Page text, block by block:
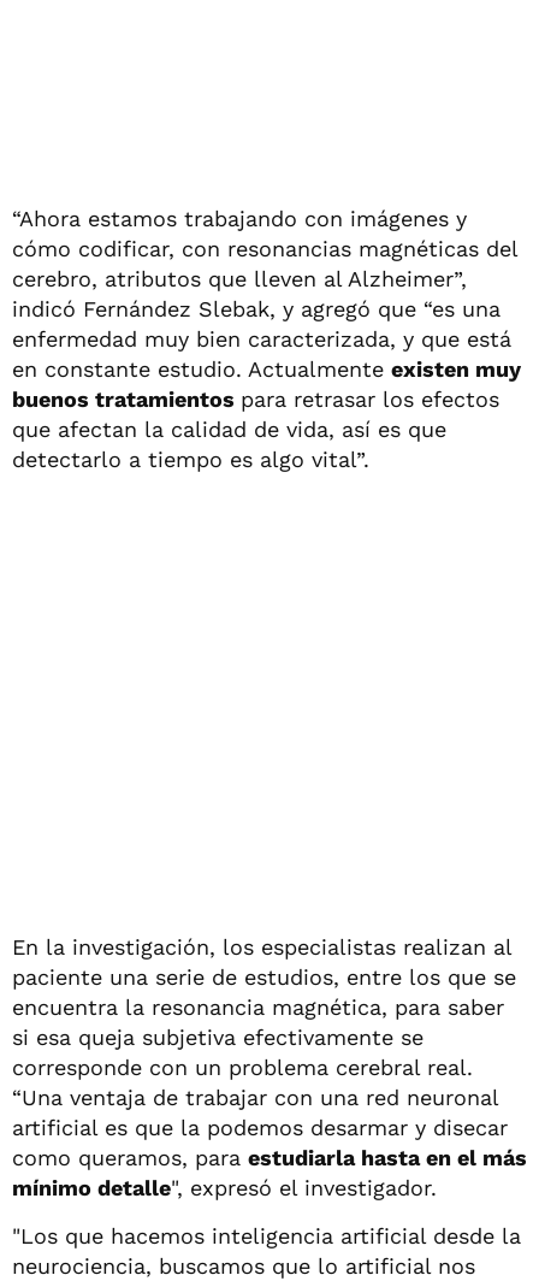
“Ahora estamos trabajando con imágenes y
cómo codificar, con resonancias magnéticas del
cerebro, atributos que lleven al Alzheimer”,
indicó Fernández Slebak, y agregó que “es una
enfermedad muy bien caracterizada, y que está
en constante estudio. Actualmente existen muy
buenos tratamientos para retrasar los efectos
que afectan la calidad de vida, así es que
detectarlo a tiempo es algo vital”.
En la investigación, los especialistas realizan al
paciente una serie de estudios, entre los que se
encuentra la resonancia magnética, para saber
si esa queja subjetiva efectivamente se
corresponde con un problema cerebral real.
“Una ventaja de trabajar con una red neuronal
artificial es que la podemos desarmar y disecar
como queramos, para estudiarla hasta en el más
mínimo detalle", expresó el investigador.
"Los que hacemos inteligencia artificial desde la
neurociencia, buscamos que lo artificial nos